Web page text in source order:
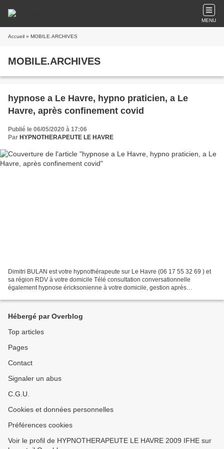
MENU
Accueil » MOBILE.ARCHIVES
MOBILE.ARCHIVES
hypnose a Le Havre, hypno praticien, a Le
Havre, après confinement covid
Publié le 06/05/2020 à 17:06
Par HYPNOTHERAPEUTE LE HAVRE
Dimitri BULAN est votre hypnothérapeute sur Le Havre (06 17 55 32 69 ) et
sa région RDV à votre domicile Télé consultation conversationnelle
également hypnose éricksonienne à votre domicile, gestion après
Hébergé par Overblog
Top articles
Pages
Contact
Signaler un abus
C.G.U.
Cookies et données personnelles
Préférences cookies
Voir le profil de HYPNOTHERAPEUTE LE HAVRE 2009 IFHE sur